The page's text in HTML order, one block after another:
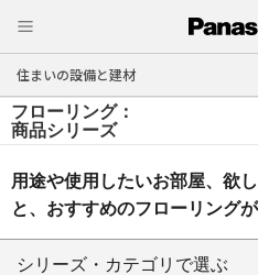
住まいの設備と建材
フローリング：
商品シリーズ
用途や使用したいお部屋、欲
と、 おすすめのフローリング
シリーズ・カテゴリで選ぶ